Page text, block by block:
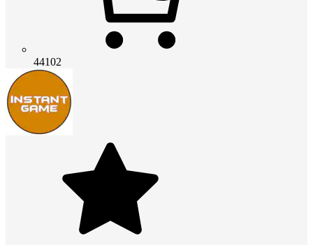
44102